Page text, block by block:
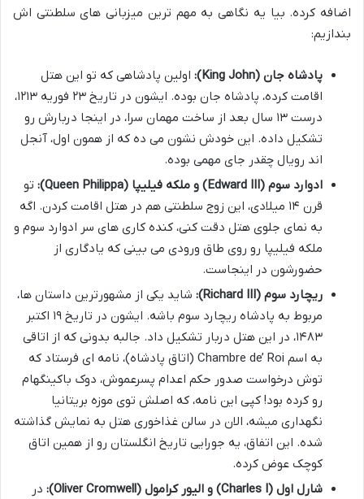
اضافه کرده. بیا یه نگاهی به مهم ترین میزبانی های سلطنتی اش
بندازیم:
پادشاه جان (King John):
اولین پادشاهی که تو این هتل
اقامت کرده، پادشاه جان بوده. ایشون در تاریخ ۲۳ فوریه ۱۲۱۳،
درست ۱۳ سال بعد از ساخت مهمان سرا، در اینجا دربارش رو
تشکیل داده. این خودش نشون می ده که از همون اول، آنجل
اند رویال چقدر جای مهمی بوده.
ادوارد سوم (Edward III) و ملکه فیلیپا (Queen Philippa):
تو
قرن ۱۴ میلادی، این زوج سلطنتی هم در هتل اقامت کردن. اگه
به نمای جلوی هتل دقت کنی، کنده کاری های سر ادوارد سوم و
ملکه فیلیپا رو روی طاق ورودی می بینی که یادگاری از
حضورشون در اینجاست.
ریچارد سوم (Richard III):
شاید یکی از مشهورترین داستان ها،
مربوط به پادشاه ریچارد سوم باشه. ایشون در تاریخ ۱۹ اکتبر
۱۴۸۳، در این هتل دربار تشکیل داد. جالبه بدونی که از اتاقی
به اسم Chambre de’ Roi (اتاق پادشاه)، نامه ای فرستاد که
توش درخواست صدور حکم اعدام پسرعموش، دوک باکینگهام
رو کرده بود! کپی این نامه، که اصلش توی موزه بریتانیا
نگهداری میشه، الان در سالن غذاخوری هتل به نمایش گذاشته
شده. این اتفاق، یه جورایی تاریخ انگلستان رو از همین اتاق
کوچک عوض کرده.
شارل اول (Charles I) و الیور کرامول (Oliver Cromwell):
در